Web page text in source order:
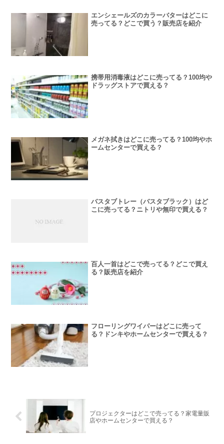
エンシェールズのカラーバターはどこに
売ってる？どこで買う？販売店を紹介
携帯用消毒液はどこに売ってる？100均や
ドラッグストアで買える？
メガネ拭きはどこに売ってる？100均やホ
ームセンターで買える？
バスタブトレー（バスタブラック）はど
こに売ってる？ニトリや無印で買える？
百人一首はどこで売ってる？どこで買え
る？販売店を紹介
フローリングワイパーはどこに売って
る？ドンキやホームセンターで買える？
プロジェクターはどこで売ってる？家電量販
店やホームセンターで買える？